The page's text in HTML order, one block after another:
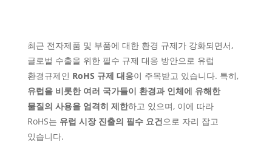
최근 전자제품 및 부품에 대한 환경 규제가 강화되면서,
글로벌 수출을 위한 필수 규제 대응 방안으로 유럽
환경규제인 RoHS 규제 대응이 주목받고 있습니다. 특히,
유럽을 비롯한 여러 국가들이 환경과 인체에 유해한
물질의 사용을 엄격히 제한하고 있으며, 이에 따라
RoHS는 유럽 시장 진출의 필수 요건으로 자리 잡고
있습니다.